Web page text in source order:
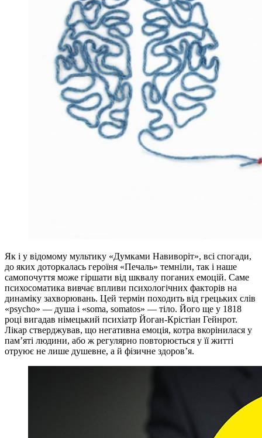
Як і у відомому мультику «Думками Навиворіт», всі спогади,
до яких доторкалась героїня «Печаль» темніли, так і наше
самопочуття може гіршати від шквалу поганих емоцій. Саме
психосоматика вивчає впливи психологічних факторів на
динаміку захворювань. Цей термін походить від грецьких слів
«psycho» — душа і «soma, somatos» — тіло. Його ще у 1818
році вигадав німецький психіатр Йоган-Крістіан Гейнрот.
Лікар стверджував, що негативна емоція, котра вкорінилася у
пам’яті людини, або ж регулярно повторюється у її житті
отруює не лише душевне, а й фізичне здоров’я.